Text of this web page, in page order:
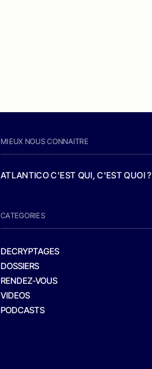
MIEUX NOUS CONNAITRE
ATLANTICO C'EST QUI, C'EST QUOI ?
CATEGORIES
DECRYPTAGES
DOSSIERS
RENDEZ-VOUS
VIDEOS
PODCASTS